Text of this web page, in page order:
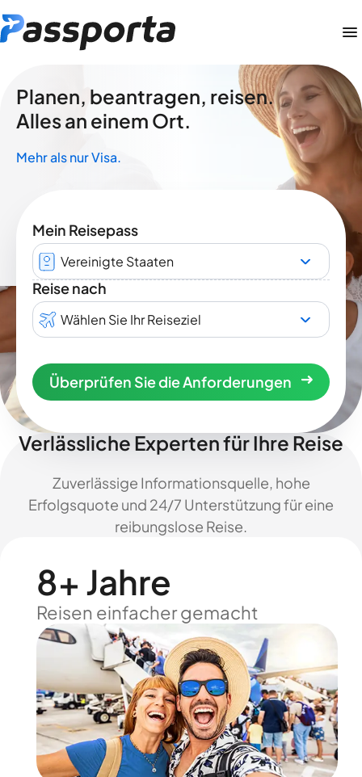
Planen, beantragen, reisen.
Alles an einem Ort.
Mehr als nur Visa.
Mein Reisepass
Vereinigte Staaten
Reise nach
Wählen Sie Ihr Reiseziel
Überprüfen Sie die Anforderungen
Verlässliche Experten für Ihre Reise
Zuverlässige Informationsquelle, hohe
Erfolgsquote und 24/7 Unterstützung für eine
reibungslose Reise.
8+ Jahre
Reisen einfacher gemacht